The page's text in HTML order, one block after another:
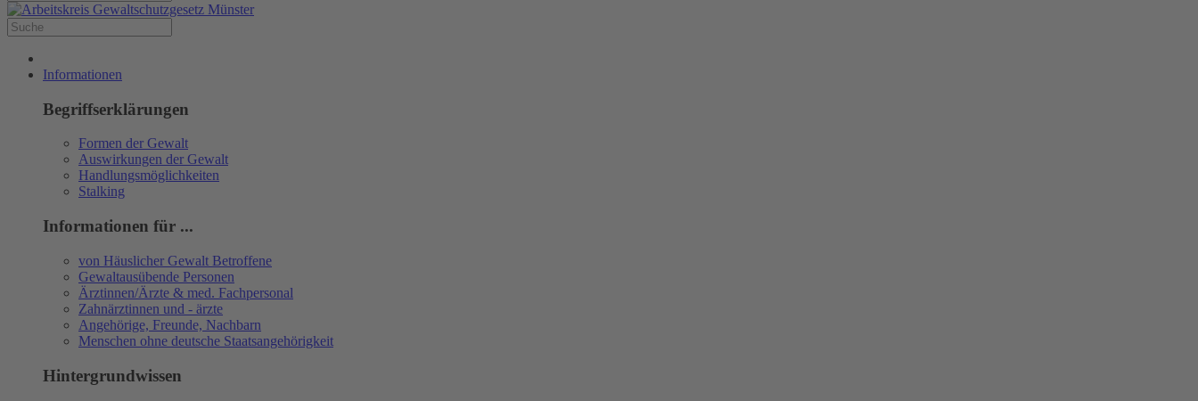
Informationen
Begriffserklärungen
Formen der Gewalt
Auswirkungen der Gewalt
Handlungsmöglichkeiten
Stalking
Informationen für ...
von Häuslicher Gewalt Betroffene
Gewaltausübende Personen
Ärztinnen/Ärzte & med. Fachpersonal
Zahnärztinnen und - ärzte
Angehörige, Freunde, Nachbarn
Menschen ohne deutsche Staatsangehörigkeit
Hintergrundwissen